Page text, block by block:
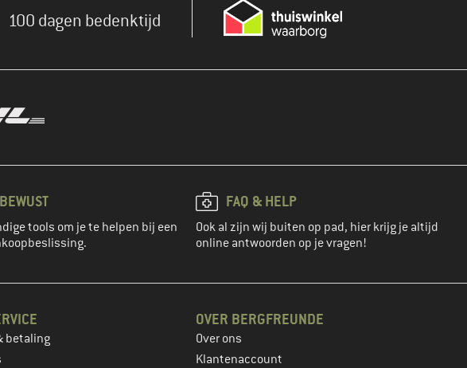
100 dagen bedenktijd
tools om je te helpen bij een
FAQ & HELP
Ook al zijn wij buiten op pad, hier krijg je altijd
online antwoorden op je vragen!
betaling
OVER BERGFREUNDE
Over ons
Klantenaccount